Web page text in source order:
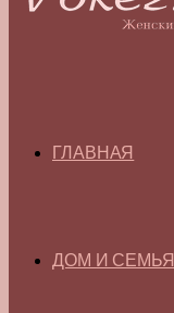
ГЛАВНАЯ
ДОМ И СЕМЬЯ